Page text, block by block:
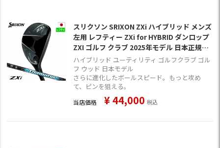
スリクソン SRIXON ZXi ハイブリッド メンズ
左用 レフティー ZXi for HYBRID ダンロップ
ZXI ゴルフ クラブ 2025年モデル 日本正規品
2024年11月9日発売
ハイブリッド ユーティリティ ゴルフクラブ ゴル
フ ウッド 日本モデル
さらに進化したボールスピード。もっと攻め
て、ピンを狙える。
当店価格 ¥44,000 税込